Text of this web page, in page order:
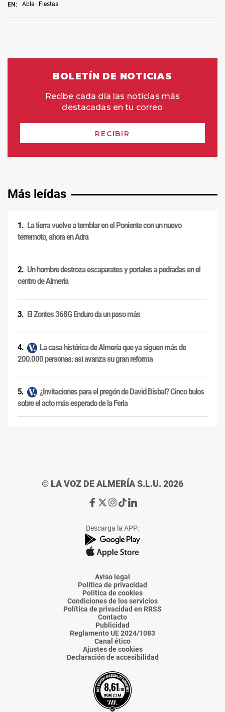
EN: Abla Fiestas
Más leídas
La tierra vuelve a temblar en el Poniente con un nuevo
terremoto, ahora en Adra
Un hombre destroza escaparates y portales a pedradas en el
centro de Almería
El Zontes 368G Enduro da un paso más
La casa histórica de Almería que ya siguen más de
200.000 personas: así avanza su gran reforma
¿Invitaciones para el pregón de David Bisbal? Cinco bulos
sobre el acto más esperado de la Feria
© LA VOZ DE ALMERÍA S.L.U. 2026
Ir
de
La
Voz
Almería
Ir
de
La
Voz
Almería
Ir
de
La
Voz
Almería
Ir
de
La
Voz
Almería
Ir
de
La
Voz
Descarga la APP:
Aviso legal
Política de privacidad
Política de cookies
Condiciones de los servicios
Política de privacidad en RRSS
Contacto
Publicidad
Reglamento UE 2024/1083
Canal ético
Ajustes de cookies
Declaración de accesibilidad